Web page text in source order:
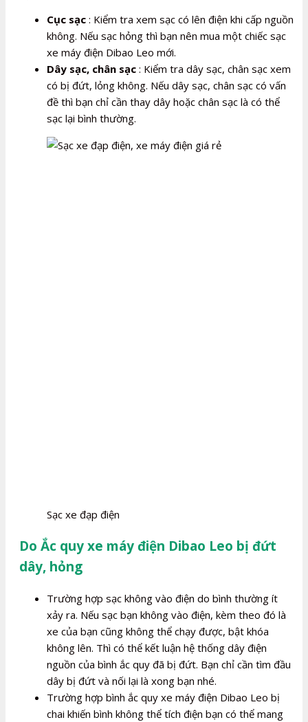
Cục sạc : Kiểm tra xem sạc có lên điện khi cấp nguồn
không. Nếu sạc hỏng thì bạn nên mua một chiếc sạc
xe máy điện Dibao Leo mới.
Dây sạc, chân sạc : Kiểm tra dây sạc, chân sạc xem
có bị đứt, lỏng không. Nếu dây sạc, chân sạc có vấn
đề thì bạn chỉ cần thay dây hoặc chân sạc là có thể
sạc lại bình thường.
Sạc xe đạp điện
Do Ắc quy xe máy điện Dibao Leo bị đứt
dây, hỏng
Trường hợp sạc không vào điện do bình thường ít
xảy ra. Nếu sạc bạn không vào điện, kèm theo đó là
xe của bạn cũng không thể chạy được, bật khóa
không lên. Thì có thể kết luận hệ thống dây điện
nguồn của bình ắc quy đã bị đứt. Bạn chỉ cần tìm đầu
dây bị đứt và nối lại là xong bạn nhé.
Trường hợp bình ắc quy xe máy điện Dibao Leo bị
chai khiến bình không thể tích điện bạn có thể mang